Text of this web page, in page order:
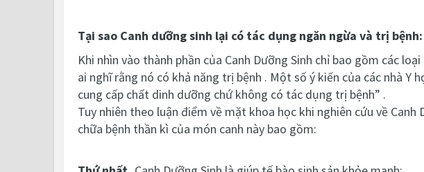
Tại sao Canh dưỡng sinh lại có tác dụng ngăn ngừa và trị bệnh:
Khi nhìn vào thành phần của Canh Dưỡng Sinh chỉ bao gồm các
ai nghĩ rằng nó có khả năng trị bệnh . Một số ý kiến của các nhà Y
cung cấp chất dinh dưỡng chứ không có tác dụng trị bệnh” .
Tuy nhiên theo luận điểm về mặt khoa học khi nghiên cứu về
chữa bệnh thần kì của món canh này bao gồm: